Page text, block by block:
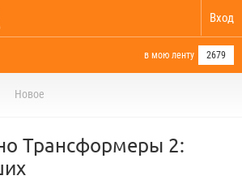
Вход
в мою ленту 2679
Новое
Трансформеры 2: